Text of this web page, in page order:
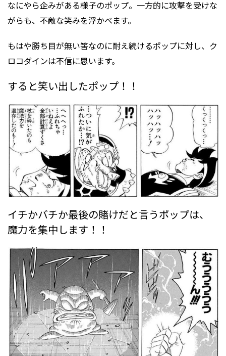
なにやら企みがある様子のポップ。一方的に攻撃を受けな
がらも、不敵な笑みを浮かべます。
もはや勝ち目が無い筈なのに耐え続けるポップに対し、ク
ロコダインは不信に思います。
すると笑い出したポップ！！
イチかバチか最後の賭けだと言うポップは、
魔力を集中します！！